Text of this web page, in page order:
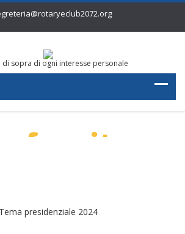
di sopra di ogni interesse personale
fornitura
Tema presidenziale 2024